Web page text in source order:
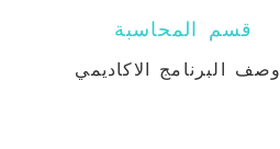
قسم المحاسبة
وصف البرنامج الاكاديمي